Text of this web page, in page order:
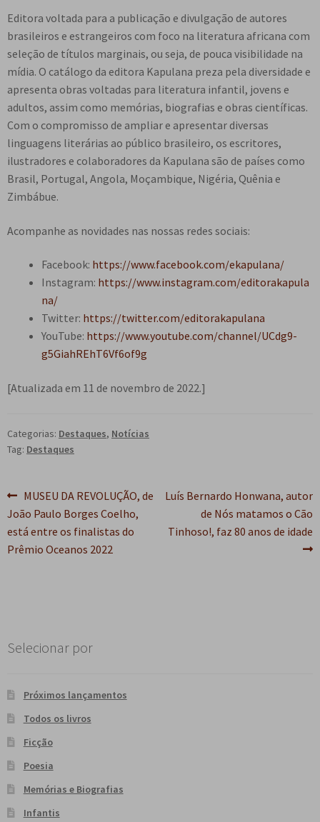
Editora voltada para a publicação e divulgação de autores
brasileiros e estrangeiros com foco na literatura africana com
seleção de títulos marginais, ou seja, de pouca visibilidade na
mídia. O catálogo da editora Kapulana preza pela diversidade e
apresenta obras voltadas para literatura infantil, jovens e
adultos, assim como memórias, biografias e obras científicas.
Com o compromisso de ampliar e apresentar diversas
linguagens literárias ao público brasileiro, os escritores,
ilustradores e colaboradores da Kapulana são de países como
Brasil, Portugal, Angola, Moçambique, Nigéria, Quênia e
Zimbábue.
Acompanhe as novidades nas nossas redes sociais:
Facebook: https://www.facebook.com/ekapulana/
Instagram: https://www.instagram.com/editorakapula
na/
Twitter: https://twitter.com/editorakapulana
YouTube: https://www.youtube.com/channel/UCdg9-
g5GiahREhT6Vf6of9g
[Atualizada em 11 de novembro de 2022.]
Categorias: Destaques, Notícias
Tag: Destaques
Navegação
de
Post
Post
anterior:
MUSEU DA REVOLUÇÃO, de
João Paulo Borges Coelho,
está entre os finalistas do
Prêmio Oceanos 2022
Próximo
Luís Bernardo Honwana, autor
de Nós matamos o Cão
Tinhoso!, faz 80 anos de idade
Selecionar por
Próximos lançamentos
Todos os livros
Ficção
Poesia
Memórias e Biografias
Infantis